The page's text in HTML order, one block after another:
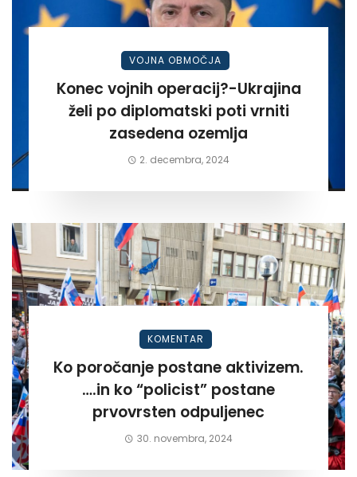
VOJNA OBMOČJA
Konec vojnih operacij?-Ukrajina
želi po diplomatski poti vrniti
zasedena ozemlja
2. decembra, 2024
KOMENTAR
Ko poročanje postane aktivizem.
….in ko “policist” postane
prvovrsten odpuljenec
30. novembra, 2024